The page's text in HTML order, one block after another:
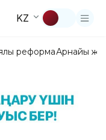
KZ
реформаАрнайы